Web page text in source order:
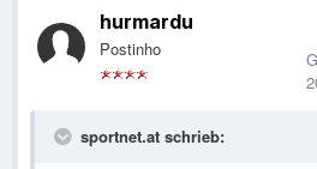
hurmardu
Postinho
sportnet.at schrieb: